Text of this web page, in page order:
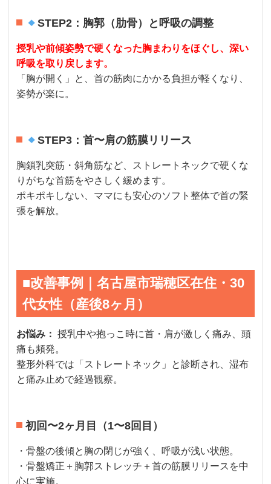
STEP2：胸郭（肋骨）と呼吸の調整
授乳や前傾姿勢で硬くなった胸まわりをほぐし、深い
呼吸を取り戻します。
「胸が開く」と、首の筋肉にかかる負担が軽くなり、
姿勢が楽に。
STEP3：首〜肩の筋膜リリース
胸鎖乳突筋・斜角筋など、ストレートネックで硬くな
りがちな首筋をやさしく緩めます。
ポキポキしない、ママにも安心のソフト整体で首の緊
張を解放。
■改善事例｜名古屋市瑞穂区在住・30
代女性（産後8ヶ月）
お悩み： 授乳中や抱っこ時に首・肩が激しく痛み、頭
痛も頻発。
整形外科では「ストレートネック」と診断され、湿布
と痛み止めで経過観察。
初回〜2ヶ月目（1〜8回目）
・骨盤の後傾と胸の閉じが強く、呼吸が浅い状態。
・骨盤矯正＋胸郭ストレッチ＋首の筋膜リリースを中
心に実施。